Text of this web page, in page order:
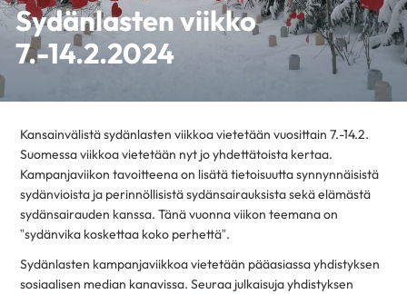
Sydänlasten viikko
7.-14.2.2024
Kansainvälistä sydänlasten viikkoa vietetään vuosittain 7.-14.2.
Suomessa viikkoa vietetään nyt jo yhdettätoista kertaa.
Kampanjaviikon tavoitteena on lisätä tietoisuutta synnynnäisistä
sydänvioista ja perinnöllisistä sydänsairauksista sekä elämästä
sydänsairauden kanssa. Tänä vuonna viikon teemana on
”sydänvika koskettaa koko perhettä”.
Sydänlasten kampanjaviikkoa vietetään pääasiassa yhdistyksen
sosiaalisen median kanavissa. Seuraa julkaisuja yhdistyksen